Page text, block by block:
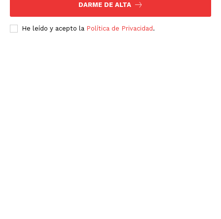
DARME DE ALTA
He leído y acepto la Política de Privacidad .